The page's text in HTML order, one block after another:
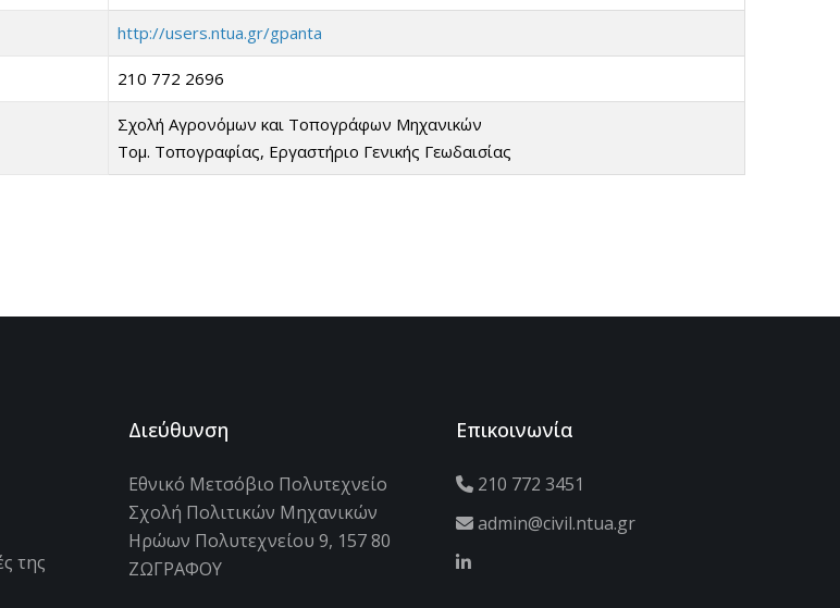
http://users.ntua.gr/gpanta
210 772 2696
Σχολή Αγρονόμων και Τοπογράφων Μηχανικών
Τομ. Τοπογραφίας, Εργαστήριο Γενικής Γεωδαισίας
της
Διεύθυνση
Εθνικό Μετσόβιο Πολυτεχνείο
Σχολή Πολιτικών Μηχανικών
Ηρώων Πολυτεχνείου 9, 157 80
ΖΩΓΡΑΦΟΥ
Επικοινωνία
210 772 3451
admin@civil.ntua.gr